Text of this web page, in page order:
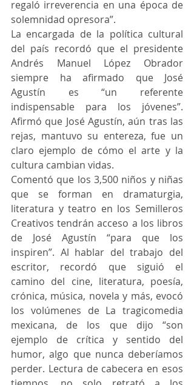
regaló irreverencia en una época de
solemnidad opresora”.
La encargada de la política cultural
del país recordó que el presidente
Andrés Manuel López Obrador
siempre ha afirmado que José
Agustín es “un referente
indispensable para los jóvenes”.
Afirmó que José Agustín, aún tras las
rejas, mantuvo su entereza, fue un
claro ejemplo de cómo el arte y la
cultura cambian vidas.
Comentó que los 3,500 niños y niñas
que se forman en dramaturgia,
literatura y teatro en los Semilleros
Creativos tendrán acceso a los libros
de José Agustín “para que los
inspiren”. Al hablar del trabajo del
escritor, recordó que siguió el
camino del cine, literatura, poesía,
crónica, música, novela y más, evocó
los volúmenes de La tragicomedia
mexicana, de los que dijo “son
ejemplo de crítica y sentido del
humor, algo que nunca deberíamos
perder. Lectura de cabecera en esos